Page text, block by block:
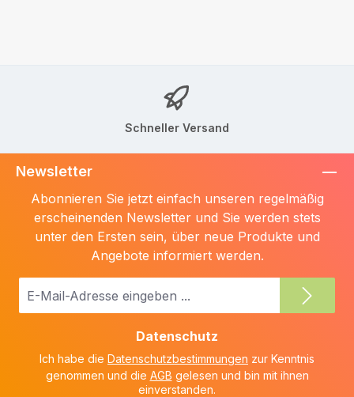
Schneller Versand
Newsletter
Abonnieren Sie jetzt einfach unseren regelmäßig
erscheinenden Newsletter und Sie werden stets
unter den Ersten sein, über neue Produkte und
Angebote informiert werden.
E-
Datenschutz
Ich habe die Datenschutzbestimmungen zur Kenntnis
genommen und die AGB gelesen und bin mit ihnen
einverstanden.